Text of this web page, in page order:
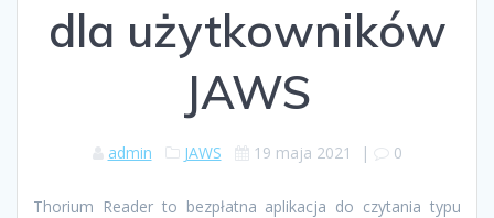
dla użytkowników
JAWS
admin JAWS 19 maja 2021 | 0
Thorium Reader to bezpłatna aplikacja do czytania typu